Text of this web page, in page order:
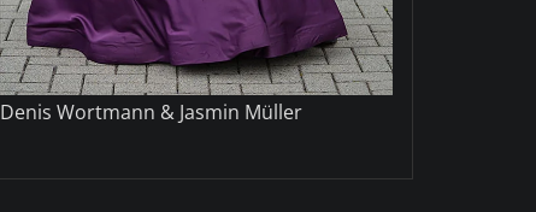
Denis Wortmann & Jasmin Müller